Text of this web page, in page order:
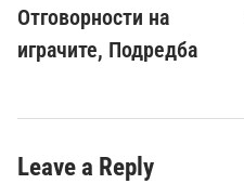
Отговорности на
играчите, Подредба
Leave a Reply